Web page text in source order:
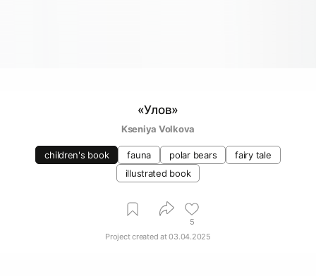
«Улов»
Kseniya Volkova
children's book fauna polar bears
fairy tale
illustrated book
5
Project created at03.04.2025